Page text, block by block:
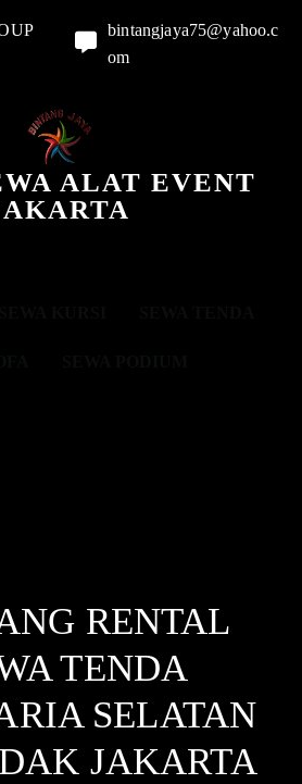
bintangjaya75@yahoo.c
om
ALAT EVENT
RENTAL
TENDA
SELATAN
JAKARTA